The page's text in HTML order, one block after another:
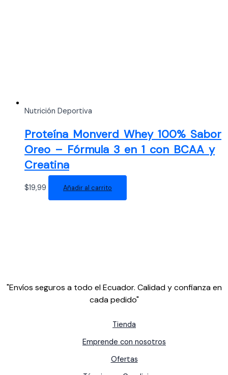
Nutrición Deportiva
Proteína Monverd Whey 100% Sabor
Oreo – Fórmula 3 en 1 con BCAA y
Creatina
$19,99 Añadir al carrito
"Envíos seguros a todo el Ecuador. Calidad y confianza en
cada pedido"
Tienda
Emprende con nosotros
Ofertas